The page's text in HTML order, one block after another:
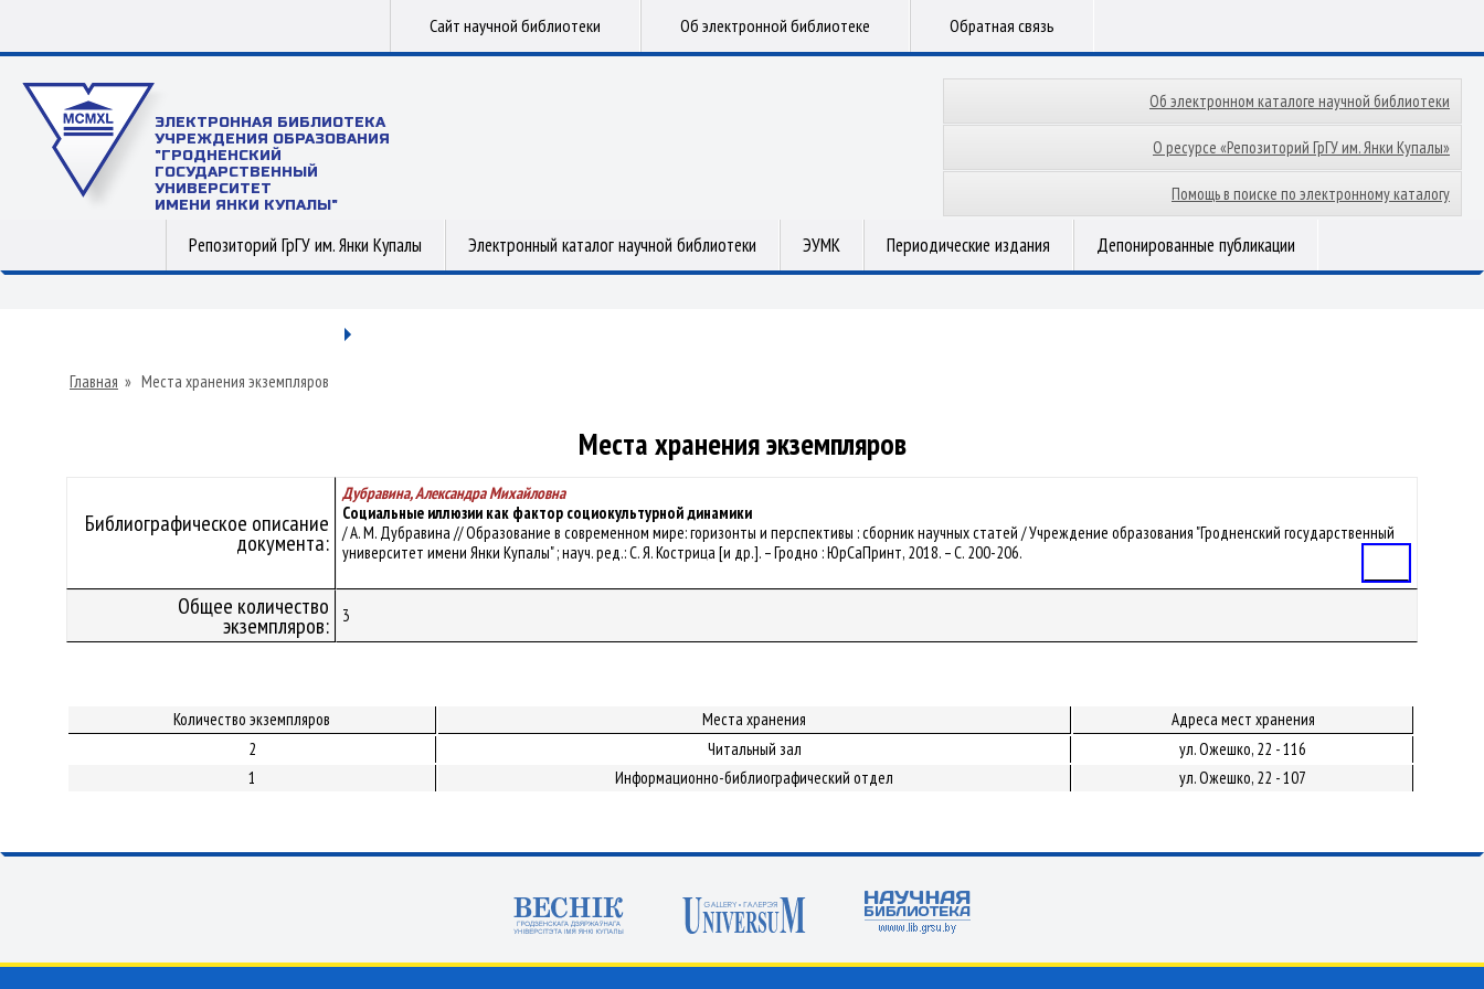
Сайт научной библиотеки Об электронной библиотеке Обратная связь
ЭЛЕКТРОННАЯ БИБЛИОТЕКА
УЧРЕЖДЕНИЯ ОБРАЗОВАНИЯ
"ГРОДНЕНСКИЙ
ГОСУДАРСТВЕННЫЙ
УНИВЕРСИТЕТ
ИМЕНИ ЯНКИ КУПАЛЫ"
Об электронном каталоге научной библиотеки
О ресурсе «Репозиторий ГрГУ им. Янки Купалы»
Помощь в поиске по электронному каталогу
Репозиторий ГрГУ им. Янки Купалы Электронный каталог научной библиотеки ЭУМК Периодические издания Депонированные публикации
Главная » Места хранения экземпляров
Места хранения экземпляров
Библиографическое описание
документа:
Дубравина, Александра Михайловна
Социальные иллюзии как фактор социокультурной динамики
/ А. М. Дубравина // Образование в современном мире: горизонты и перспективы : сборник научных статей / Учреждение образования "Гродненский государственный
университет имени Янки Купалы" ; науч. ред.: С. Я. Кострица [и др.]. – Гродно : ЮрСаПринт, 2018. – С. 200-206.
Общее количество
экземпляров: 3
Количество экземпляров Места хранения
Адреса мест хранения
2
Читальный зал
ул. Ожешко, 22 - 116
1
Информационно-библиографический отдел ул. Ожешко, 22 - 107